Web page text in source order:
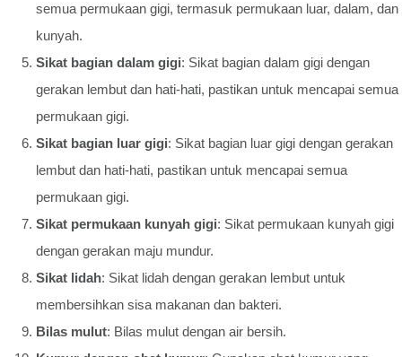
semua permukaan gigi, termasuk permukaan luar, dalam, dan
kunyah.
Sikat bagian dalam gigi: Sikat bagian dalam gigi dengan
gerakan lembut dan hati-hati, pastikan untuk mencapai semua
permukaan gigi.
Sikat bagian luar gigi: Sikat bagian luar gigi dengan gerakan
lembut dan hati-hati, pastikan untuk mencapai semua
permukaan gigi.
Sikat permukaan kunyah gigi: Sikat permukaan kunyah gigi
dengan gerakan maju mundur.
Sikat lidah: Sikat lidah dengan gerakan lembut untuk
membersihkan sisa makanan dan bakteri.
Bilas mulut: Bilas mulut dengan air bersih.